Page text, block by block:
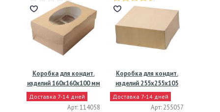
Коробка для кондит.
изделий 160х160х100 мм
с…
Доставка 7-14 дней
Арт: 114058
Коробка для кондит.
изделий 255х255х105
мм,…
Доставка 7-14 дней
Арт: 255057